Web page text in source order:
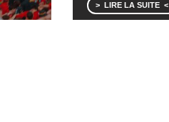
LIRE LA SUITE